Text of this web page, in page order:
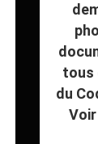
tous
du